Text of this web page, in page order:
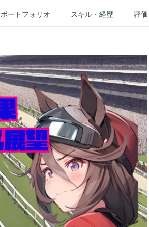
ポートフォリオ スキル・経歴 評価